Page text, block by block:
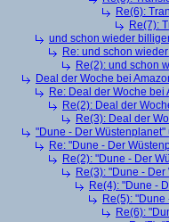
Re(6):
Re(7):
und schon wieder
Re: und schon
Re(2): und schon
Deal der Woche bei
Re: Deal der Woche bei
Re(2): Deal der
Re(3): Deal der
"Dune - Der Wüstenplanet"
Re: "Dune - Der
Re(2): "Dune - Der
Re(3): "Dune -
Re(4): "Dune -
Re(5):
Re(6):